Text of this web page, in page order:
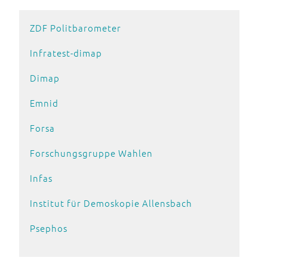
ZDF Politbarometer
Infratest-dimap
Dimap
Emnid
Forsa
Forschungsgruppe Wahlen
Infas
Institut für Demoskopie Allensbach
Psephos